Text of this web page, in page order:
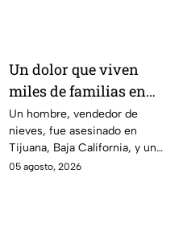
Un dolor que viven
miles de familias en
México: Así se
enteraron los
familiares de un
vendedor de nieves de
Un hombre, vendedor de
nieves, fue asesinado en
Tijuana, Baja California, y un
reportero captó el momento
05 agosto, 2026